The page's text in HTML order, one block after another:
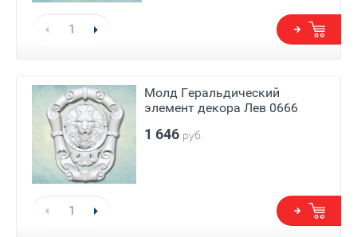
Молд Геральдический
элемент декора Лев 0666
1 646 руб.